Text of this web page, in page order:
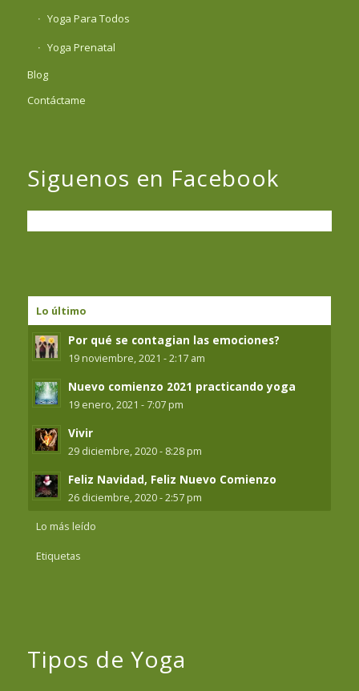
Yoga Para Todos
Yoga Prenatal
Blog
Contáctame
Siguenos en Facebook
Lo último
Por qué se contagian las emociones?
19 noviembre, 2021 - 2:17 am
Nuevo comienzo 2021 practicando yoga
19 enero, 2021 - 7:07 pm
Vivir
29 diciembre, 2020 - 8:28 pm
Feliz Navidad, Feliz Nuevo Comienzo
26 diciembre, 2020 - 2:57 pm
Lo más leído
Etiquetas
Tipos de Yoga